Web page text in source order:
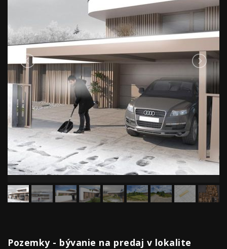
Pozemky - bývanie na predaj v lokalite